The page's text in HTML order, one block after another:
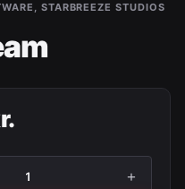
STARBREEZE STUDIOS
1 +